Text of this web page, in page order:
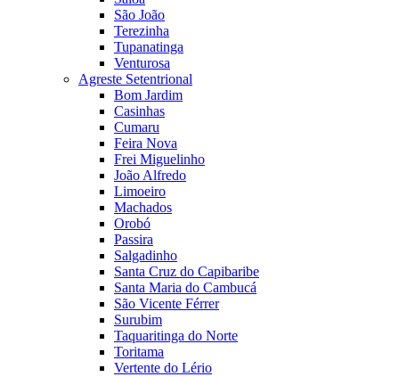
São João
Terezinha
Tupanatinga
Venturosa
Agreste Setentrional
Bom Jardim
Casinhas
Cumaru
Feira Nova
Frei Miguelinho
João Alfredo
Limoeiro
Machados
Orobó
Passira
Salgadinho
Santa Cruz do Capibaribe
Santa Maria do Cambucá
São Vicente Férrer
Surubim
Taquaritinga do Norte
Toritama
Vertente do Lério